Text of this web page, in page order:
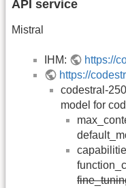
API service
Mistral
IHM:
https://
https://
codestral-
model for